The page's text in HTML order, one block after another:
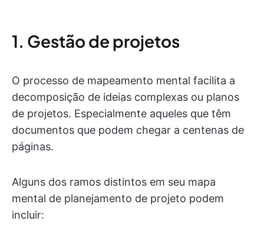
1. Gestão de projetos
O processo de mapeamento mental facilita a
decomposição de ideias complexas ou planos
de projetos. Especialmente aqueles que têm
documentos que podem chegar a centenas de
páginas.
Alguns dos ramos distintos em seu mapa
mental de planejamento de projeto podem
incluir: